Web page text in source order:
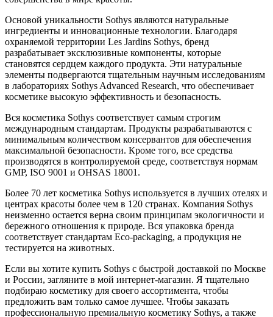
Основой уникальности Sothys являются натуральные
ингредиенты и инновационные технологии. Благодаря
охраняемой территории Les Jardins Sothys, бренд
разрабатывает эксклюзивные компоненты, которые
становятся сердцем каждого продукта. Эти натуральные
элементы подвергаются тщательным научным исследованиям
в лабораториях Sothys Advanced Research, что обеспечивает
косметике высокую эффективность и безопасность.
Вся косметика Sothys соответствует самым строгим
международным стандартам. Продукты разрабатываются с
минимальным количеством консервантов для обеспечения
максимальной безопасности. Кроме того, все средства
производятся в контролируемой среде, соответствуя нормам
GMP, ISO 9001 и OHSAS 18001.
Более 70 лет косметика Sothys используется в лучших отелях и
центрах красоты более чем в 120 странах. Компания Sothys
неизменно остается верна своим принципам экологичности и
бережного отношения к природе. Вся упаковка бренда
соответствует стандартам Eco-packaging, а продукция не
тестируется на животных.
Если вы хотите купить Sothys с быстрой доставкой по Москве
и России, загляните в мой интернет-магазин. Я тщательно
подбираю косметику для своего ассортимента, чтобы
предложить вам только самое лучшее. Чтобы заказать
профессиональную премиальную косметику Sothys, а также